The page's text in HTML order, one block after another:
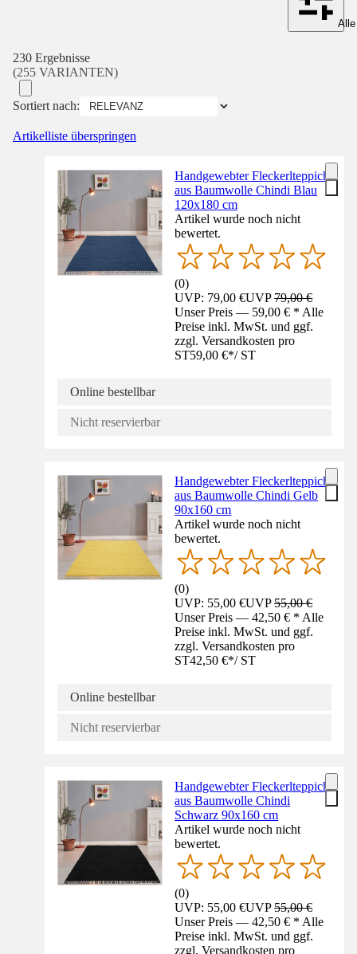
230 Ergebnisse
(255 VARIANTEN)
Sortiert nach:
Artikelliste überspringen
Handgewebter Fleckerlteppich
aus Baumwolle Chindi Blau
120x180 cm
Artikel wurde noch nicht
bewertet.
(0)
UVP: 79,00 €UVP79,00 €
Unser Preis — 59,00 € * Alle
Preise inkl. MwSt. und ggf.
zzgl. Versandkosten pro
ST59,00 €*/ ST
Online bestellbar
Nicht reservierbar
Handgewebter Fleckerlteppich
aus Baumwolle Chindi Gelb
90x160 cm
Artikel wurde noch nicht
bewertet.
(0)
UVP: 55,00 €UVP55,00 €
Unser Preis — 42,50 € * Alle
Preise inkl. MwSt. und ggf.
zzgl. Versandkosten pro
ST42,50 €*/ ST
Online bestellbar
Nicht reservierbar
Handgewebter Fleckerlteppich
aus Baumwolle Chindi
Schwarz 90x160 cm
Artikel wurde noch nicht
bewertet.
(0)
UVP: 55,00 €UVP55,00 €
Unser Preis — 42,50 € * Alle
Preise inkl. MwSt. und ggf.
zzgl. Versandkosten pro